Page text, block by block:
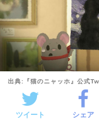
出典:『猫のニャッホ』公式
ツイート シェア